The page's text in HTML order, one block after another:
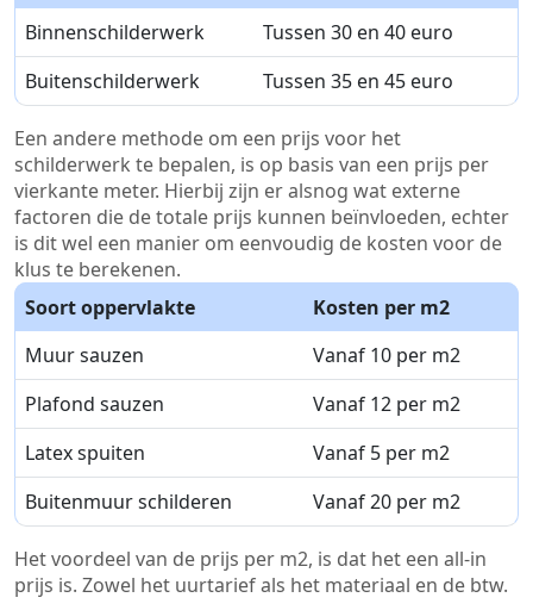
Binnenschilderwerk
Tussen 30 en 40 euro
Buitenschilderwerk
Tussen 35 en 45 euro
Een andere methode om een prijs voor het
schilderwerk te bepalen, is op basis van een prijs per
vierkante meter. Hierbij zijn er alsnog wat externe
factoren die de totale prijs kunnen beïnvloeden, echter
is dit wel een manier om eenvoudig de kosten voor de
klus te berekenen.
Soort oppervlakte
Kosten per m2
Muur sauzen
Vanaf 10 per m2
Plafond sauzen
Vanaf 12 per m2
Latex spuiten
Vanaf 5 per m2
Buitenmuur schilderen
Vanaf 20 per m2
Het voordeel van de prijs per m2, is dat het een all-in
prijs is. Zowel het uurtarief als het materiaal en de btw.